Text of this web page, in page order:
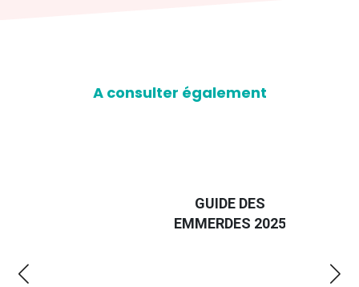
A consulter également
EMMERDES 2025